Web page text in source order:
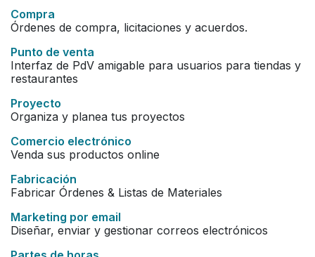
Compra
Órdenes de compra, licitaciones y acuerdos.
Punto de venta
Interfaz de PdV amigable para usuarios para tiendas y
restaurantes
Proyecto
Organiza y planea tus proyectos
Comercio electrónico
Venda sus productos online
Fabricación
Fabricar Órdenes & Listas de Materiales
Marketing por email
Diseñar, enviar y gestionar correos electrónicos